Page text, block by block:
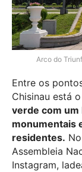
Arco do
Entre os
Chisinau está o
verde com um
monumentais
residentes.
Assembleia
Instagram,